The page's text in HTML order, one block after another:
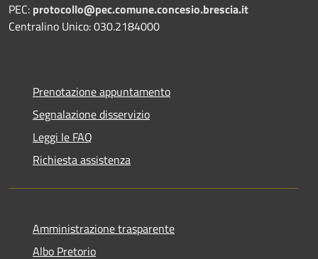
PEC: protocollo@pec.comune.concesio.brescia.it
Centralino Unico: 030.2184000
Prenotazione appuntamento
Segnalazione disservizio
Leggi le FAQ
Richiesta assistenza
Amministrazione trasparente
Albo Pretorio